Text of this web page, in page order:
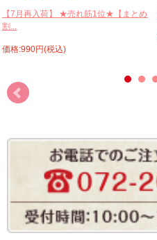
【7月再入荷】 ★売れ筋1位★【まとめ
割...
価格:990円(税込)